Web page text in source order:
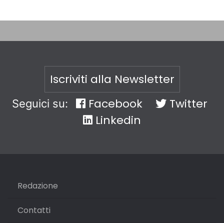
Iscriviti alla Newsletter
Seguici su: Facebook
Twitter
Linkedin
Redazione
Contatti